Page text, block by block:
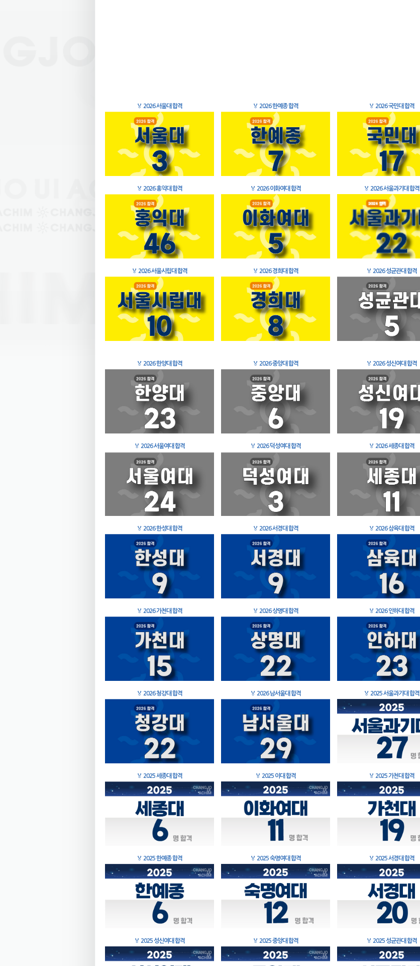
🏅 2026 서울대 합격 🏅 2026 한예종 합격 🏅 2026 국민대 합격
🏅 2026 홍익대 합격 🏅 2026 이화여대 합격 🏅 2026 서울과기대 합격
🏅 2026 서울시립대 합격 🏅 2026 경희대 합격 🏅 2026 성균관대 합격
🏅 2026 한양대 합격 🏅 2026 중앙대 합격 🏅 2026 성신여대 합격
🏅 2026 서울여대 합격 🏅 2026 덕성여대 합격 🏅 2026 세종대 합격
🏅 2026 한성대 합격 🏅 2026 서경대 합격 🏅 2026 삼육대 합격
🏅 2026 가천대 합격 🏅 2026 상명대 합격 🏅 2026 인하대 합격
🏅 2026 청강대 합격 🏅 2026 남서울대 합격 🏅 2025 서울과기대 합격
🏅 2025 세종대 합격 🏅 2025 이대 합격 🏅 2025 가천대 합격
🏅 2025 한예종 합격 🏅 2025 숙명여대 합격 🏅 2025 서경대 합격
🏅 2025 성신여대 합격 🏅 2025 중앙대 합격 🏅 2025 성균관대 합격